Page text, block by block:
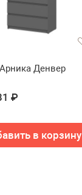
Денвер
₽
в корзину